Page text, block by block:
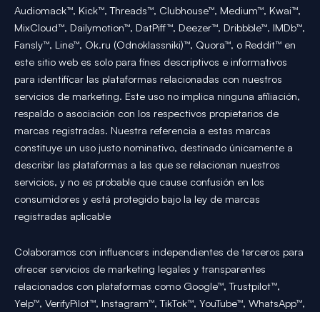
Audiomack™, Kick™, Threads™, Clubhouse™, Medium™, Kwai™,
MixCloud™, Dailymotion™, DatPiff™, Deezer™, Dribbble™, IMDb™,
Fansly™, Line™, Ok.ru (Odnoklassniki)™, Quora™, o Reddit™ en
este sitio web es solo para fines descriptivos e informativos
para identificar las plataformas relacionadas con nuestros
servicios de marketing. Este uso no implica ninguna afiliación,
respaldo o asociación con los respectivos propietarios de
marcas registradas. Nuestra referencia a estas marcas
constituye un uso justo nominativo, destinado únicamente a
describir las plataformas a las que se relacionan nuestros
servicios, y no es probable que cause confusión en los
consumidores y está protegido bajo la ley de marcas
registradas aplicable
Colaboramos con influencers independientes de terceros para
ofrecer servicios de marketing legales y transparentes
relacionados con plataformas como Google™, Trustpilot™,
Yelp™, VerifyPilot™, Instagram™, TikTok™, YouTube™, WhatsApp™,